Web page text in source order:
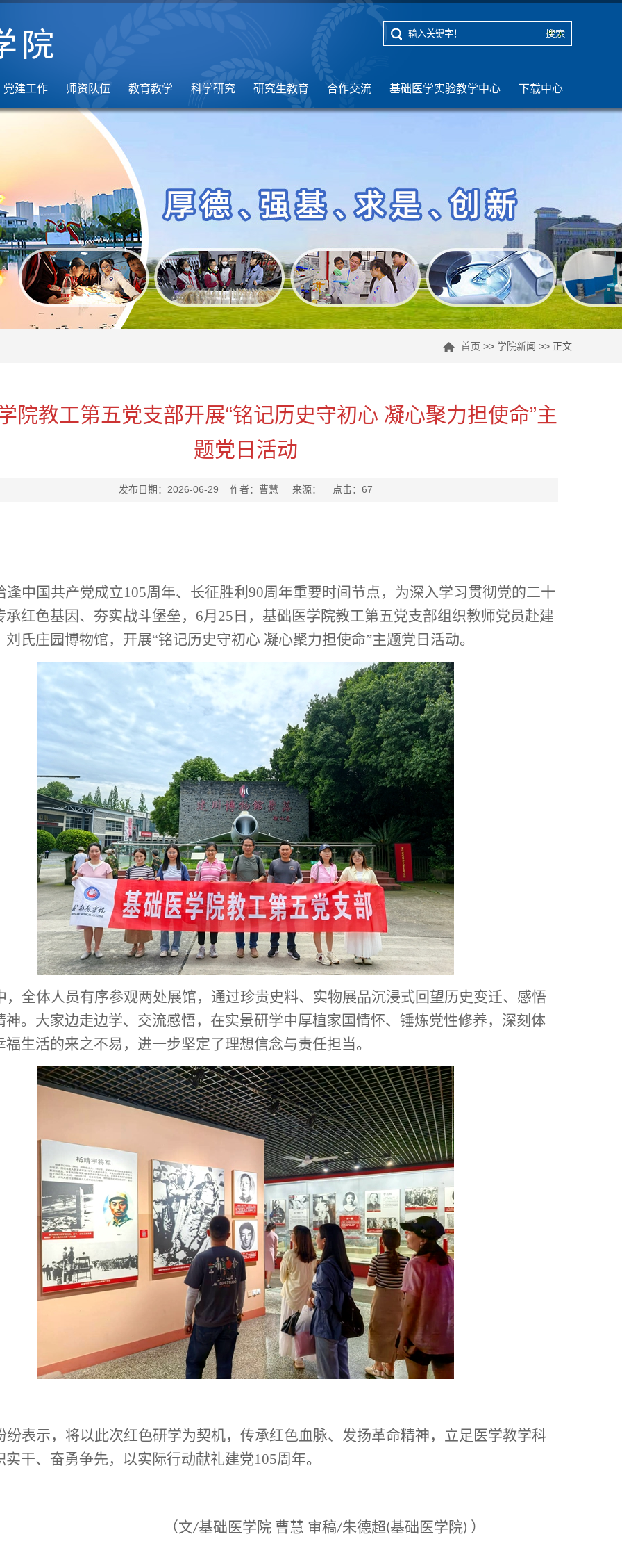
党建工作 师资队伍 教育教学 科学研究 研究生教育 合作交流 基础医学实验教学中心 下载中心
首页 >> 学院新闻 >> 正文
院教工第五党支部开展“铭记历史守初心 凝心聚力担使命”主
题党日活动
发布日期：2026-06-29 作者：曹慧 来源： 点击： 67
逢中国共产党成立105周 年、长征胜利90周年重要时间节点，为深入学习贯彻党的二十
红色基因、夯实战斗堡垒， 6月25日，基础医学院教工第五党支部组织教师党员赴建
刘氏庄园博物馆，开展“铭记历史守初心 凝心聚力担使命”主题党日活动。
，全体人员有序参观两处展馆，通过珍贵史料、实物展品沉浸式回望历史变迁、感悟
神。大家边走边学、交流感悟，在实景研学中厚植家国情怀、锤炼党性修养，深刻体
福生活的来之不易，进一步坚定了理想信念与责任担当。
纷表示，将以此次红色研学为契机，传承红色血脉、发扬革命精神，立足医学教学科
实干、奋勇争先，以实际行动献礼建党105周年。
文/基础医学院 曹慧 审稿/朱德超(基础医学院) ）